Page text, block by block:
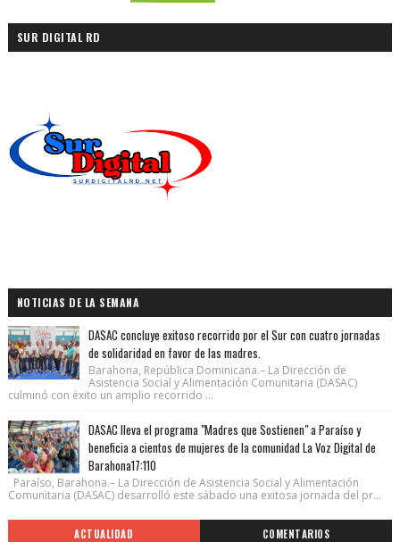
SUR DIGITAL RD
NOTICIAS DE LA SEMANA
DASAC concluye exitoso recorrido por el Sur con cuatro jornadas
de solidaridad en favor de las madres.
Barahona, República Dominicana.– La Dirección de
Asistencia Social y Alimentación Comunitaria (DASAC)
culminó con éxito un amplio recorrido ...
DASAC lleva el programa "Madres que Sostienen" a Paraíso y
beneficia a cientos de mujeres de la comunidad La Voz Digital de
Barahona17:110
Paraíso, Barahona.– La Dirección de Asistencia Social y Alimentación
Comunitaria (DASAC) desarrolló este sábado una exitosa jornada del pr...
ACTUALIDAD COMENTARIOS